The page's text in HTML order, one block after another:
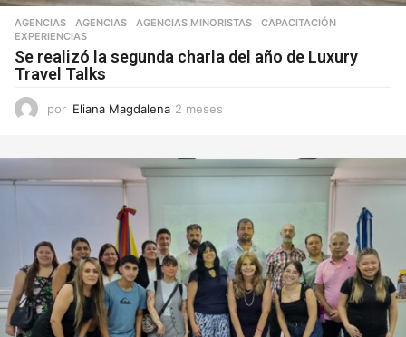
AGENCIAS AGENCIAS ,AGENCIAS MINORISTAS ,CAPACITACIÓN
EXPERIENCIAS
Se realizó la segunda charla del año de Luxury
Travel Talks
por Eliana Magdalena 2 meses
s
e